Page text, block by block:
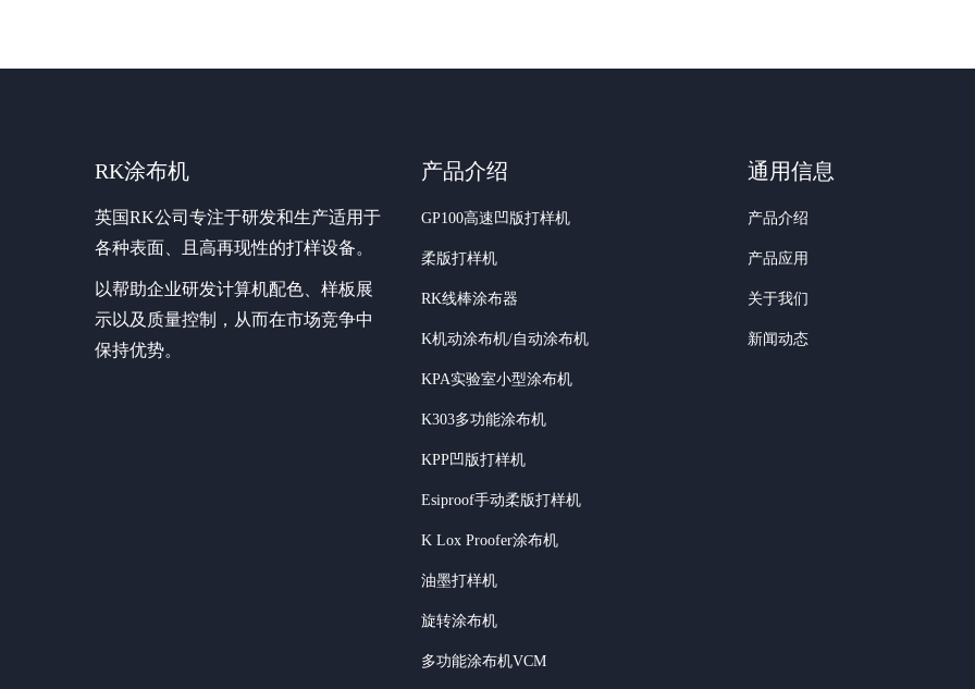
RK涂布机
英国RK公司专注于研发和生产适用于
各种表面、且高再现性的打样设备。
以帮助企业研发计算机配色、样板展
示以及质量控制，从而在市场竞争中
保持优势。
产品介绍
GP100高速凹版打样机
柔版打样机
RK线棒涂布器
K机动涂布机/自动涂布机
KPA实验室小型涂布机
K303多功能涂布机
KPP凹版打样机
Esiproof手动柔版打样机
K Lox Proofer涂布机
油墨打样机
旋转涂布机
多功能涂布机VCM
通用信息
产品介绍
产品应用
关于我们
新闻动态